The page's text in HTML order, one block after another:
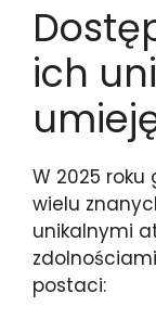
ich
W 2025
wielu
unikalnymi
postaci: